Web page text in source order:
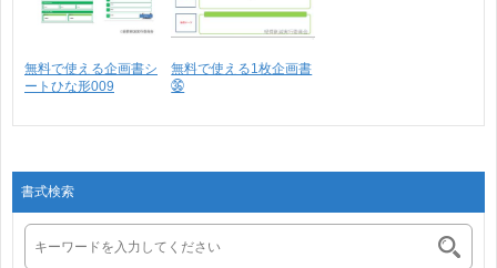
無料で使える企画書シ
ートひな形009
無料で使える1枚企画書
㊱
書式検索